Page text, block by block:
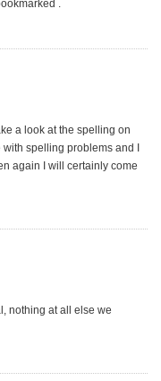
.
a look at the spelling on
with spelling problems and I
again I will certainly come
nothing at all else we